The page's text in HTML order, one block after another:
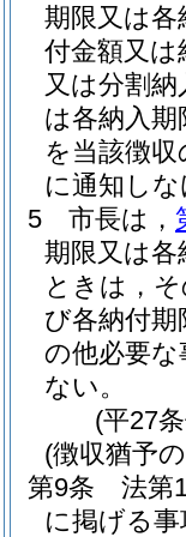
期限又は各
付金額又
又は分割
は各納入
を当該徴
に通知し
5
市長は，
期限又は
ときは，
び各納付
の他必要
ない。
(平27
(徴収猶予
第9条
法第
に掲げる